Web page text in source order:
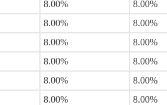
8.00% 8.00%
8.00% 8.00%
8.00% 8.00%
8.00% 8.00%
8.00% 8.00%
8.00% 8.00%